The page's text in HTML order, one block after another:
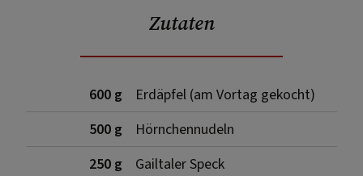
Zutaten
600 g
Erdäpfel (am Vortag gekocht)
500 g
Hörnchennudeln
250 g
Gailtaler Speck